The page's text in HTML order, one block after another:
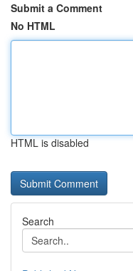
Submit a Comment
No HTML
HTML is disabled
Search